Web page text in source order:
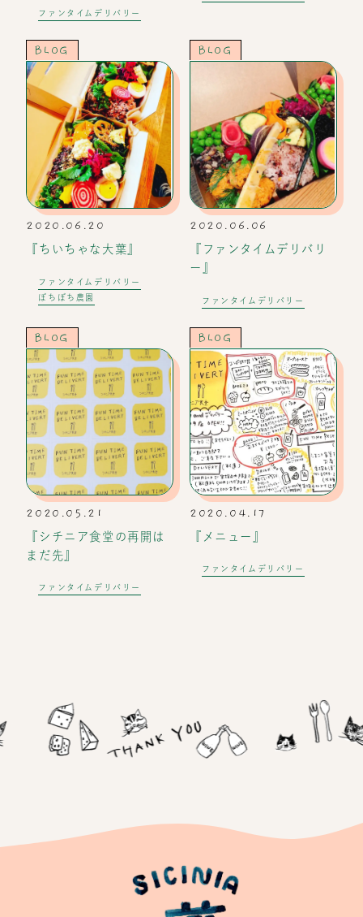
ファンタイムデリバリー
BLOG
2020.06.20
『ちいちゃな大葉』
ファンタイムデリバリー
ぼちぼち農園
BLOG
2020.06.06
『ファンタイムデリバリ
ー』
ファンタイムデリバリー
BLOG
2020.05.21
『シチニア食堂の再開は
まだ先』
ファンタイムデリバリー
BLOG
2020.04.17
『メニュー』
ファンタイムデリバリー